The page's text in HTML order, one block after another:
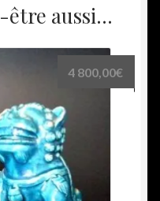
être aussi…
4 800,00€